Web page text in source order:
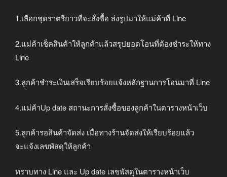
1.เลือกชุดราตรียาวที่จะสั่งซื้อ ส่งรูปมาให้แม่ค้าที่ Line
2.แม่ค้าเช็คสินค้าให้ลูกค้าแล้วสรุปยอดโอนที่ต้องชำระให้ทาง
Line
3.ลูกค้าชำระเงินเสร็จเรียบร้อยแจ้งหลักฐานการโอนมาที่ Line
4.แม่ค้าUp date สถานะการสั่งซื้อของลูกค้าในตารางหน้าเว็บ
5.ลูกค้ารอสินค้าจัดส่ง เมื่อทางร้านจัดส่งให้เรียบร้อยแล้ว
จะแจ้งเลขพัสดุให้ลูกค้า
ทราบทาง Line และ Up date เลขพัสดุในตารางหน้าเว็บ